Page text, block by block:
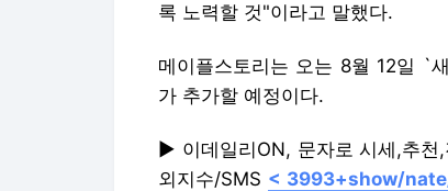
록 노력할 것"이라고 말했다.
메이플스토리는 오는 8월 12일 `
가 추가할 예정이다.
▶ 이데일리ON, 문자로 시세,추
외지수/SMS < 3993+show/